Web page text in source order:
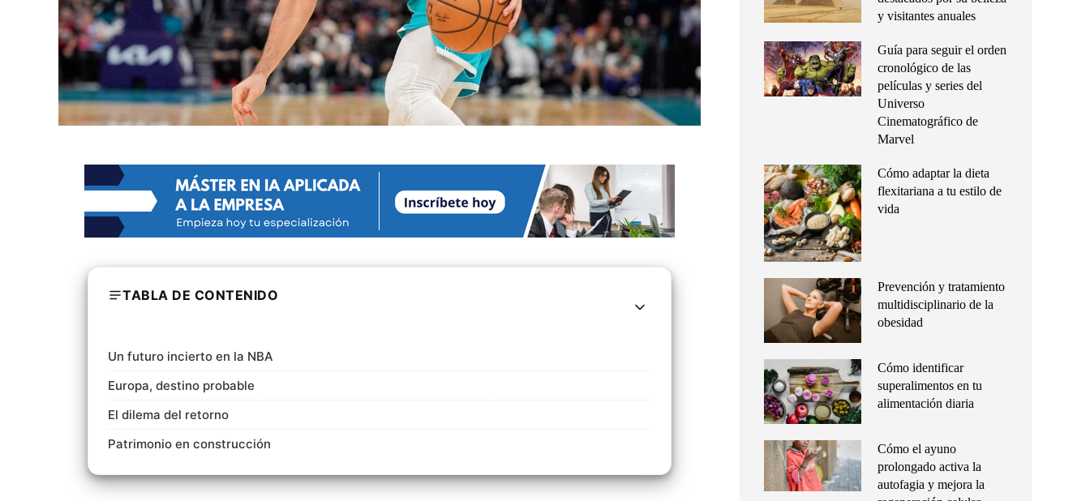
TABLA DE CONTENIDO
Un futuro incierto en la NBA
Europa, destino probable
El dilema del retorno
Patrimonio en construcción
y visitantes anuales
Guía para seguir el orden
cronológico de las
películas y series del
Universo
Cinematográfico de
Marvel
Cómo adaptar la dieta
flexitariana a tu estilo de
vida
Prevención y tratamiento
multidisciplinario de la
obesidad
Cómo identificar
superalimentos en tu
alimentación diaria
Cómo el ayuno
prolongado activa la
autofagia y mejora la